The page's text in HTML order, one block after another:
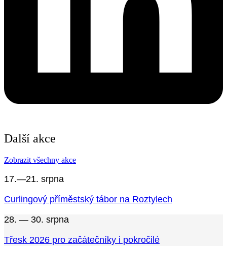
Další akce
Zobrazit všechny akce
17.—21. srpna
Curlingový příměstský tábor na Roztylech
28. — 30. srpna
Třesk 2026 pro začátečníky i pokročilé